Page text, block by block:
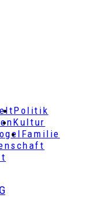
Politik
Kultur
Familie